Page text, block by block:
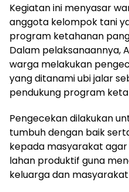
Kegiatan ini menyasar
anggota kelompok tani
program ketahanan
Dalam pelaksanaannya,
warga melakukan
yang ditanami ubi jalar
pendukung program
Pengecekan dilakukan
tumbuh dengan baik
kepada masyarakat
lahan produktif guna
keluarga dan